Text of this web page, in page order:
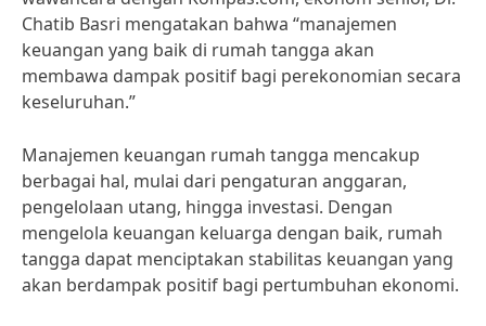
Chatib Basri mengatakan bahwa “manajemen
keuangan yang baik di rumah tangga akan
membawa dampak positif bagi perekonomian secara
keseluruhan.”
Manajemen keuangan rumah tangga mencakup
berbagai hal, mulai dari pengaturan anggaran,
pengelolaan utang, hingga investasi. Dengan
mengelola keuangan keluarga dengan baik, rumah
tangga dapat menciptakan stabilitas keuangan yang
akan berdampak positif bagi pertumbuhan ekonomi.